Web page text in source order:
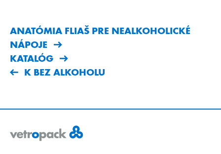
ANATÓMIA FLIAŠ PRE NEALKOHOLICKÉ
NÁPOJE
KATALÓG
K BEZ ALKOHOLU